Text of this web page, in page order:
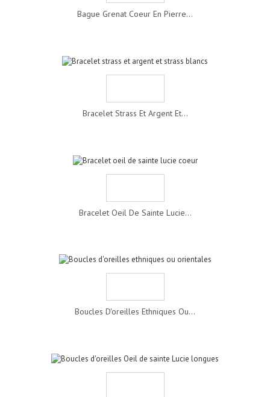
Bague Grenat Coeur En Pierre...
Bracelet Strass Et Argent Et...
Bracelet Oeil De Sainte Lucie...
Boucles D'oreilles Ethniques Ou...